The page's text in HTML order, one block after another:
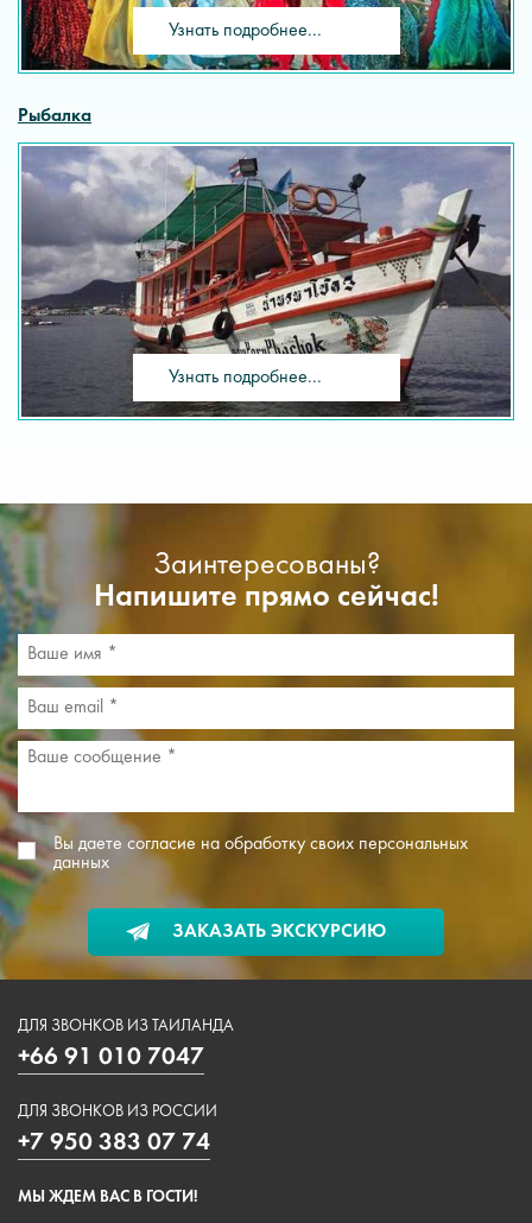
Узнать подробнее...
Рыбалка
Узнать подробнее...
Заинтересованы?
Напишите прямо сейчас!
Вы даете согласие на обработку своих персональных
данных
ЗАКАЗАТЬ ЭКСКУРСИЮ
ДЛЯ ЗВОНКОВ ИЗ ТАИЛАНДА
+66 91 010 7047
ДЛЯ ЗВОНКОВ ИЗ РОССИИ
+7 950 383 07 74
МЫ ЖДЕМ ВАС В ГОСТИ!